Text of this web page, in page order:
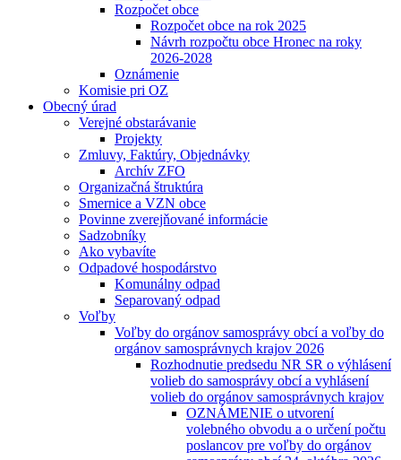
Rozpočet obce
Rozpočet obce na rok 2025
Návrh rozpočtu obce Hronec na roky
2026-2028
Oznámenie
Komisie pri OZ
Obecný úrad
Verejné obstarávanie
Projekty
Zmluvy, Faktúry, Objednávky
Archív ZFO
Organizačná štruktúra
Smernice a VZN obce
Povinne zverejňované informácie
Sadzobníky
Ako vybavíte
Odpadové hospodárstvo
Komunálny odpad
Separovaný odpad
Voľby
Voľby do orgánov samosprávy obcí a voľby do
orgánov samosprávnych krajov 2026
Rozhodnutie predsedu NR SR o výhlásení
volieb do samosprávy obcí a vyhlásení
volieb do orgánov samosprávnych krajov
OZNÁMENIE o utvorení
volebného obvodu a o určení počtu
poslancov pre voľby do orgánov